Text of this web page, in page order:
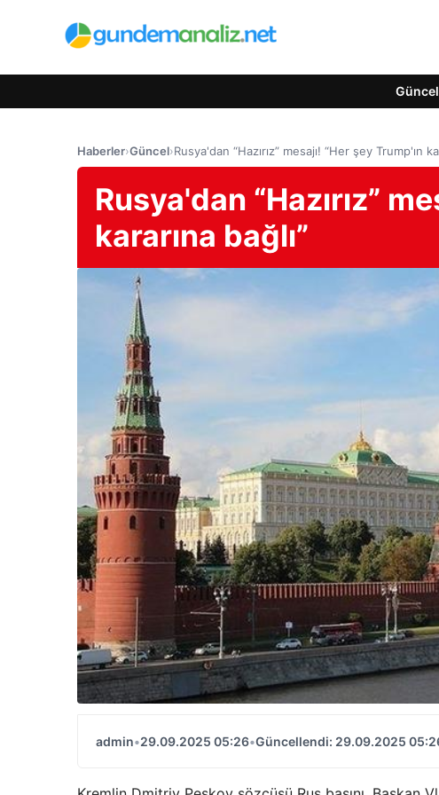
Haberler›Güncel›Rusya'dan “Hazırız” mesajı! “Her şey Trump'ın
Rusya'dan “Hazırız”
kararına bağlı”
admin•29.09.2025 05:26•Güncellendi: 29.09.2025